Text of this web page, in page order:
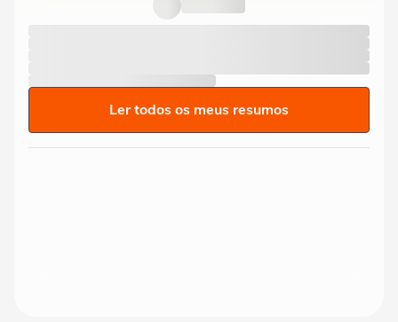
Ler todos os meus resumos